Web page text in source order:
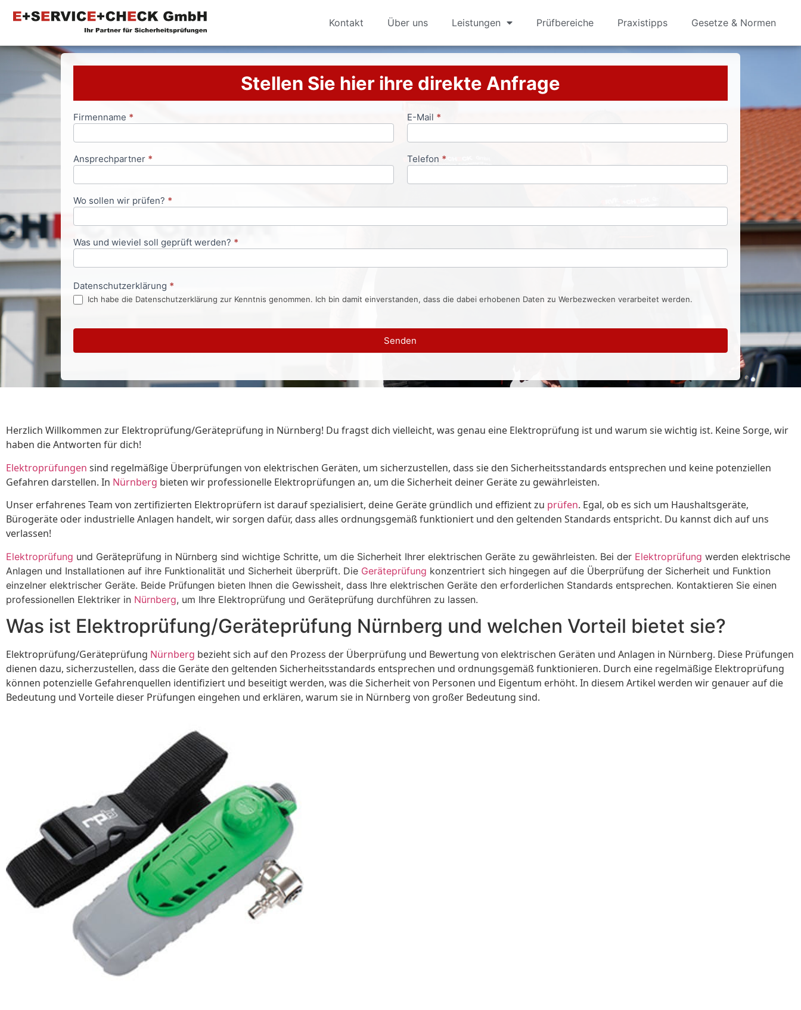
Kontakt Über uns Leistungen Prüfbereiche Praxistipps Gesetze & Normen
Stellen Sie hier ihre direkte Anfrage
Anfrageformular
Firmenname * E-Mail *
Ansprechpartner * Telefon *
Wo sollen wir prüfen? *
Was und wieviel soll geprüft werden? *
Datenschutzerklärung *
Ich habe die Datenschutzerklärung zur Kenntnis genommen. Ich bin damit einverstanden, dass die dabei erhobenen Daten zu Werbezwecken verarbeitet werden.
Senden
Herzlich Willkommen zur Elektroprüfung/Geräteprüfung in Nürnberg! Du fragst dich vielleicht, was genau eine Elektroprüfung ist und warum sie wichtig ist. Keine Sorge, wir
haben die Antworten für dich!
Elektroprüfungen sind regelmäßige Überprüfungen von elektrischen Geräten, um sicherzustellen, dass sie den Sicherheitsstandards entsprechen und keine potenziellen
Gefahren darstellen. In Nürnberg bieten wir professionelle Elektroprüfungen an, um die Sicherheit deiner Geräte zu gewährleisten.
Unser erfahrenes Team von zertifizierten Elektroprüfern ist darauf spezialisiert, deine Geräte gründlich und effizient zu prüfen. Egal, ob es sich um Haushaltsgeräte,
Bürogeräte oder industrielle Anlagen handelt, wir sorgen dafür, dass alles ordnungsgemäß funktioniert und den geltenden Standards entspricht. Du kannst dich auf uns
verlassen!
Elektroprüfung und Geräteprüfung in Nürnberg sind wichtige Schritte, um die Sicherheit Ihrer elektrischen Geräte zu gewährleisten. Bei der Elektroprüfung werden elektrische
Anlagen und Installationen auf ihre Funktionalität und Sicherheit überprüft. Die Geräteprüfung konzentriert sich hingegen auf die Überprüfung der Sicherheit und Funktion
einzelner elektrischer Geräte. Beide Prüfungen bieten Ihnen die Gewissheit, dass Ihre elektrischen Geräte den erforderlichen Standards entsprechen. Kontaktieren Sie einen
professionellen Elektriker in Nürnberg, um Ihre Elektroprüfung und Geräteprüfung durchführen zu lassen.
Was ist Elektroprüfung/Geräteprüfung Nürnberg und welchen Vorteil bietet sie?
Elektroprüfung/Geräteprüfung Nürnberg bezieht sich auf den Prozess der Überprüfung und Bewertung von elektrischen Geräten und Anlagen in Nürnberg. Diese Prüfungen
dienen dazu, sicherzustellen, dass die Geräte den geltenden Sicherheitsstandards entsprechen und ordnungsgemäß funktionieren. Durch eine regelmäßige Elektroprüfung
können potenzielle Gefahrenquellen identifiziert und beseitigt werden, was die Sicherheit von Personen und Eigentum erhöht. In diesem Artikel werden wir genauer auf die
Bedeutung und Vorteile dieser Prüfungen eingehen und erklären, warum sie in Nürnberg von großer Bedeutung sind.